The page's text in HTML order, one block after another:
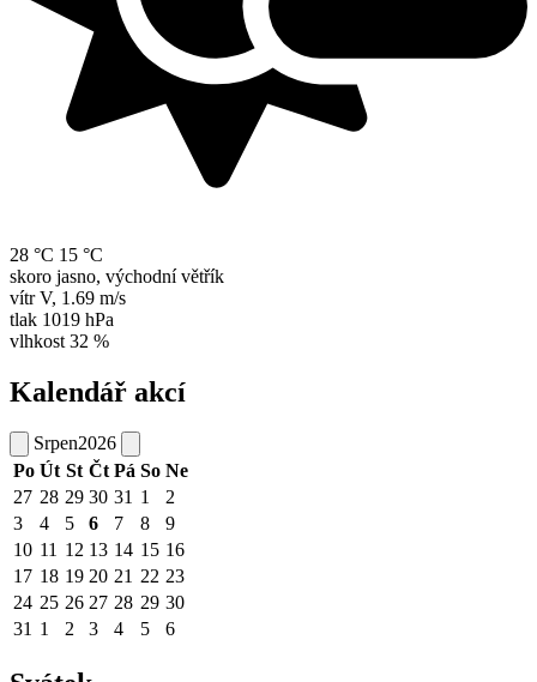
28 °C 15 °C
skoro jasno, východní větřík
vítr V, 1.69 m/s
tlak 1019 hPa
vlhkost 32 %
Kalendář akcí
Srpen2026
Po Út St Čt Pá So Ne
27 28 29 30 31 1
2
3
4 5 6 7 8
9
10 11 12 13 14 15 16
17 18 19 20 21 22 23
24 25 26 27 28 29 30
31 1 2 3 4 5 6